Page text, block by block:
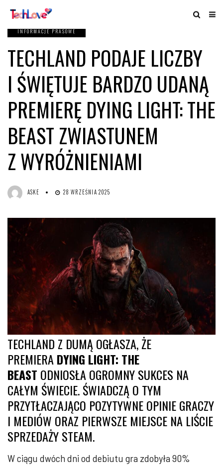
INFORMACJE PRASOWE
TECHLAND PODAJE LICZBY
I ŚWIĘTUJE BARDZO UDANĄ
PREMIERĘ DYING LIGHT: THE
BEAST ZWIASTUNEM
Z WYRÓŻNIENIAMI
ASKE 28 WRZEŚNIA 2025
TECHLAND Z DUMĄ OGŁASZA, ŻE
PREMIERA DYING LIGHT: THE
BEAST ODNIOSŁA OGROMNY SUKCES NA
CAŁYM ŚWIECIE. ŚWIADCZĄ O TYM
PRZYTŁACZAJĄCO POZYTYWNE OPINIE GRACZY
I MEDIÓW ORAZ PIERWSZE MIEJSCE NA LIŚCIE
SPRZEDAŻY STEAM.
W ciągu dwóch dni od debiutu gra zdobyła 90%